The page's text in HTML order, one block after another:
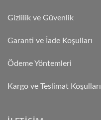
Gizlilik ve Güvenlik
Garanti ve İade Koşulları
Ödeme Yöntemleri
Kargo ve Teslimat Koşulları